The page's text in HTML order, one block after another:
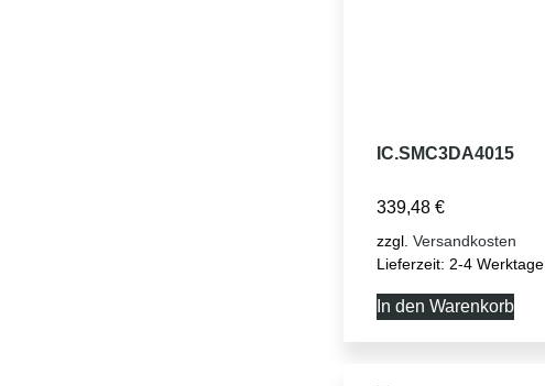
IC.SMC3DA4015
339,48 €
zzgl. Versandkosten
Lieferzeit: 2-4 Werktage
In den Warenkorb